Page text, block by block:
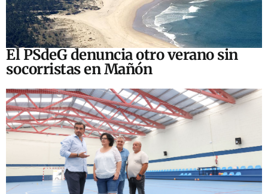
El PSdeG denuncia otro verano sin
socorristas en Mañón